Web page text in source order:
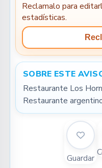
Reclamalo para
estadísticas.
SOBRE ESTE
Restaurante Los
Restaurante
Guardar